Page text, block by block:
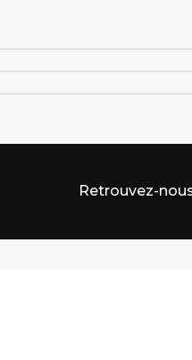
Retrouvez-